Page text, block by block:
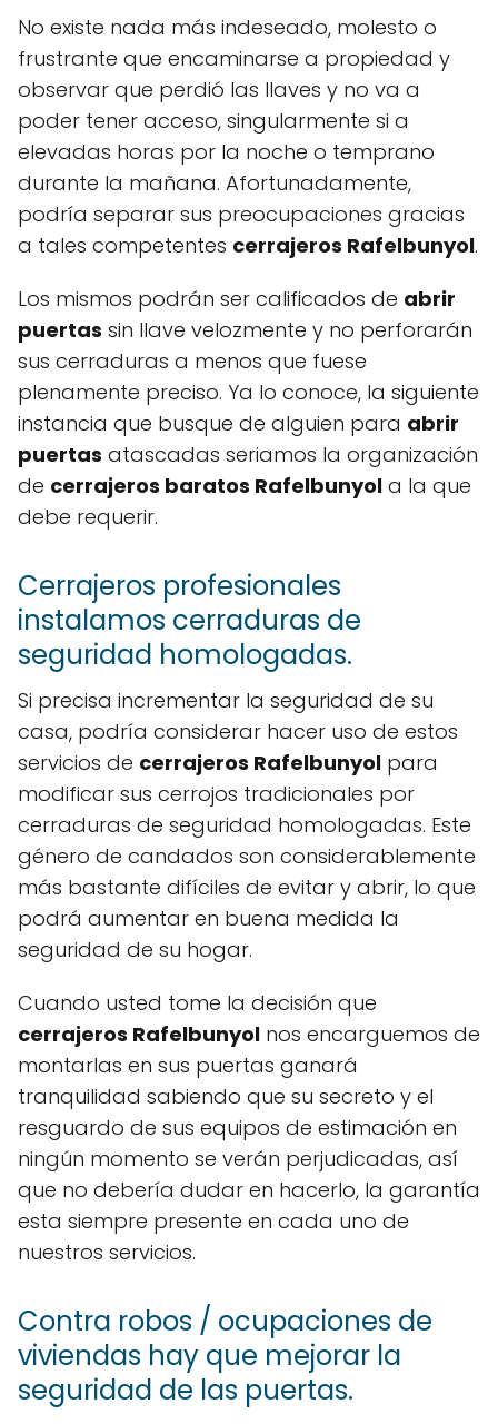
No existe nada más indeseado, molesto o
frustrante que encaminarse a propiedad y
observar que perdió las llaves y no va a
poder tener acceso, singularmente si a
elevadas horas por la noche o temprano
durante la mañana. Afortunadamente,
podría separar sus preocupaciones gracias
a tales competentes cerrajeros Rafelbunyol.
Los mismos podrán ser calificados de abrir
puertas sin llave velozmente y no perforarán
sus cerraduras a menos que fuese
plenamente preciso. Ya lo conoce, la siguiente
instancia que busque de alguien para abrir
puertas atascadas seriamos la organización
de cerrajeros baratos Rafelbunyol a la que
debe requerir.
Cerrajeros profesionales
instalamos cerraduras de
seguridad homologadas.
Si precisa incrementar la seguridad de su
casa, podría considerar hacer uso de estos
servicios de cerrajeros Rafelbunyol para
modificar sus cerrojos tradicionales por
cerraduras de seguridad homologadas. Este
género de candados son considerablemente
más bastante difíciles de evitar y abrir, lo que
podrá aumentar en buena medida la
seguridad de su hogar.
Cuando usted tome la decisión que
cerrajeros Rafelbunyol nos encarguemos de
montarlas en sus puertas ganará
tranquilidad sabiendo que su secreto y el
resguardo de sus equipos de estimación en
ningún momento se verán perjudicadas, así
que no debería dudar en hacerlo, la garantía
esta siempre presente en cada uno de
nuestros servicios.
Contra robos / ocupaciones de
viviendas hay que mejorar la
seguridad de las puertas.